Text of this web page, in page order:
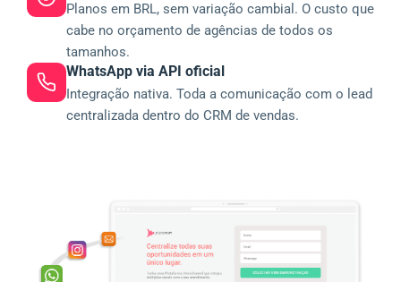
Planos em BRL, sem variação cambial. O custo que
cabe no orçamento de agências de todos os
tamanhos.
WhatsApp via API oficial
Integração nativa. Toda a comunicação com o lead
centralizada dentro do CRM de vendas.